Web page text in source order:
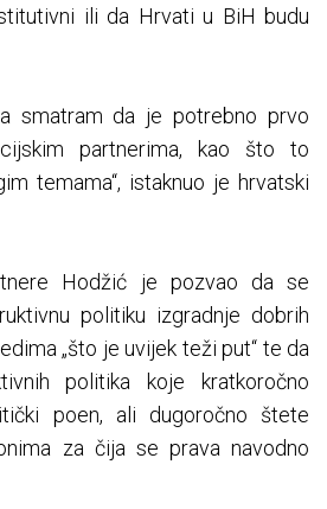
ili da Hrvati u BiH budu
smatram da je potrebno prvo
partnerima, kao što to
temama“, istaknuo je hrvatski
Hodžić je pozvao da se
politiku izgradnje dobrih
„što je uvijek teži put“ te da
politika koje kratkoročno
poen, ali dugoročno štete
za čija se prava navodno